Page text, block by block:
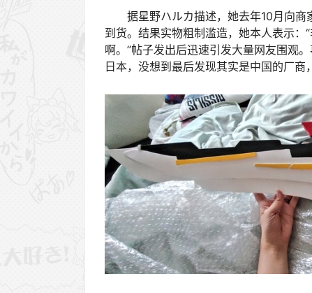
据星野ハルカ描述，她去年10月向商
到货。结果实物粗制滥造，她本人表示
啊。”帖子发出后迅速引发大量网友围观
日本，没想到最后发现其实是中国的厂商